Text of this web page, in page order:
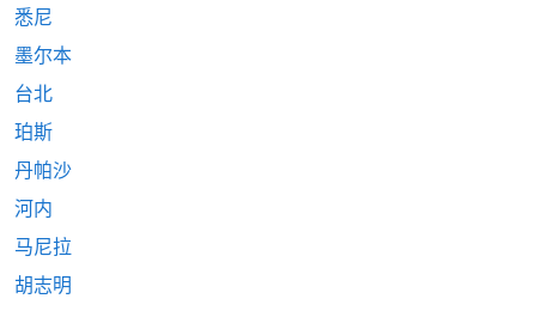
悉尼
墨尔本
台北
珀斯
丹帕沙
河内
马尼拉
胡志明